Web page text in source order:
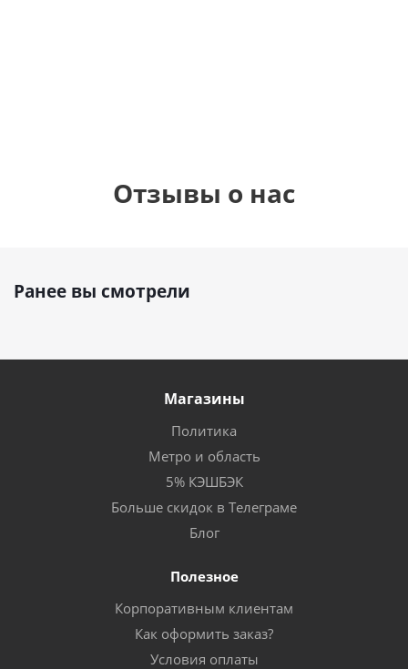
Отзывы о нас
Ранее вы смотрели
Магазины
Политика
Метро и область
5% КЭШБЭК
Больше скидок в Телеграме
Блог
Полезное
Корпоративным клиентам
Как оформить заказ?
Условия оплаты